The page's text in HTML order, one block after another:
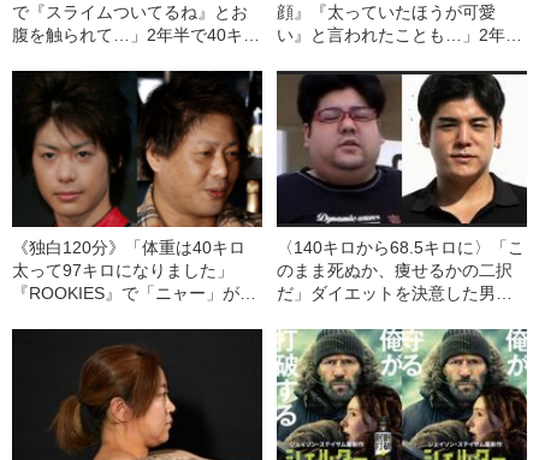
で『スライムついてるね』とお
腹を触られて…」2年半で40キロ
すぎた“ダイエット前の扱い”
顔』『太っていたほうが可愛
い』と言われたことも…」2年半
ダイエット後に起きたこと
《独白120分》「体重は40キロ
太って97キロになりました」
『ROOKIES』で「ニャー」が口
去形です（笑）」
〈140キロから68.5キロに〉「こ
のまま死ぬか、痩せるかの二択
だ」ダイエットを決意した男性